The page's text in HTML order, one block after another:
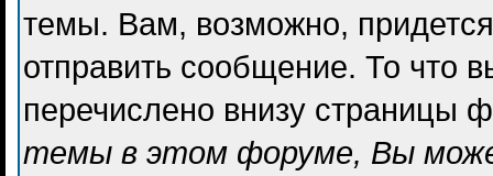
темы. Вам, возможно,
отправить сообщение. То что
перечислено внизу страницы
темы в этом форуме, Вы